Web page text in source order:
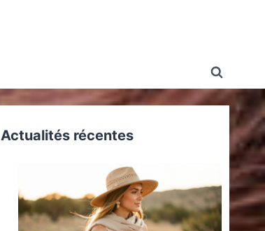
Actualités récentes